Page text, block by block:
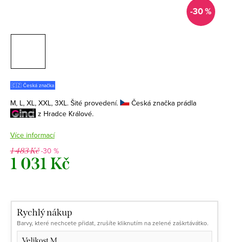
-30 %
🇨🇿 Česká značka
M, L, XL, XXL, 3XL. Šité provedení.
Česká značka prádla
z Hradce Králové.
Více informací
1 483 Kč-30 %
1 031 Kč
Rychlý nákup
Barvy, které nechcete přidat, zrušíte kliknutím na zelené zaškrtávátko.